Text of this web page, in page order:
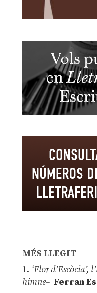
MÉS LLEGIT
1. ‘Flor d’Escòcia’,
himne– Ferran